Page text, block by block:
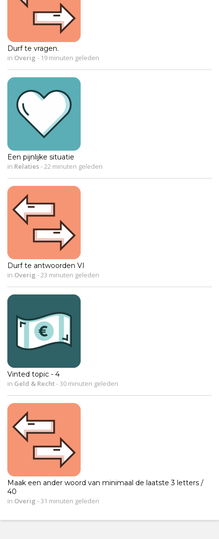
Durf te vragen.
in Overig - 19 minuten geleden
Een pijnlijke situatie
in Relaties-22 minuten geleden
Durf te antwoorden VI
in Overig -23 minuten geleden
Vinted topic - 4
in Geld & Recht-30 minuten geleden
Maak een ander woord van minimaal de laatste 3 letters /
40
in Overig -31 minuten geleden